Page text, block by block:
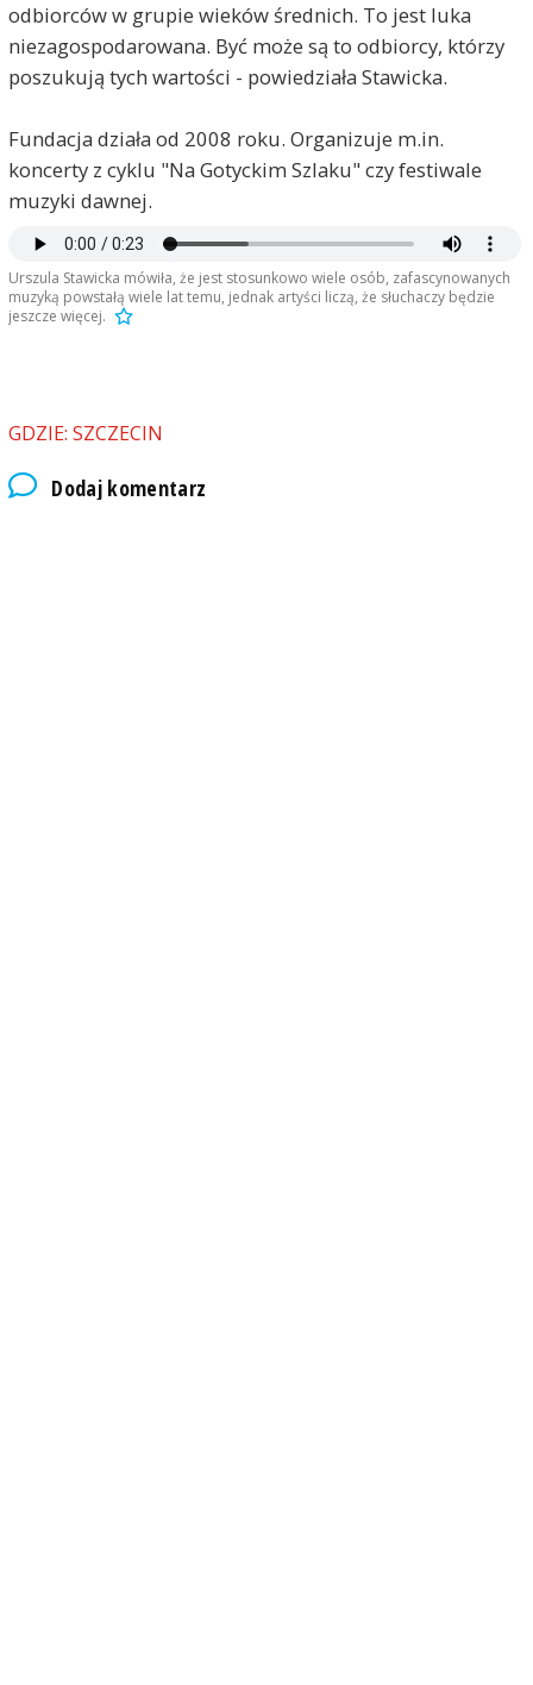
odbiorców w grupie wieków średnich. To jest luka
niezagospodarowana. Być może są to odbiorcy, którzy
poszukują tych wartości - powiedziała Stawicka.
Fundacja działa od 2008 roku. Organizuje m.in.
koncerty z cyklu "Na Gotyckim Szlaku" czy festiwale
muzyki dawnej.
Urszula Stawicka mówiła, że jest stosunkowo wiele osób, zafascynowanych
muzyką powstałą wiele lat temu, jednak artyści liczą, że słuchaczy będzie
jeszcze więcej.
GDZIE: SZCZECIN
Dodaj komentarz